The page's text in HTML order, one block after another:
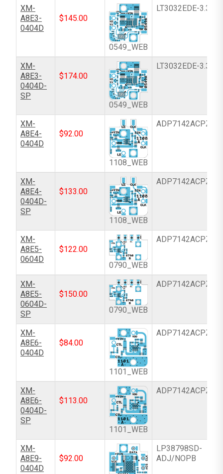
XM-
A8E3-
0404D
$145.00
0549_WEB
LT3032EDE-
XM-
A8E3-
0404D-
SP
$174.00
0549_WEB
LT3032EDE-
XM-
A8E4-
0404D
$92.00
1108_WEB
ADP7142ACPZN-
XM-
A8E4-
0404D-
SP
$133.00
1108_WEB
ADP7142ACPZN-
XM-
A8E5-
0604D
$122.00
0790_WEB
ADP7142ACPZN-
XM-
A8E5-
0604D-
SP
$150.00
0790_WEB
ADP7142ACPZN-
XM-
A8E6-
0404D
$84.00
1101_WEB
ADP7142ACPZN-
XM-
A8E6-
0404D-
SP
$113.00
1101_WEB
ADP7142ACPZN-
XM-
A8E9-
0404D
$92.00
LP38798SD-
ADJ/NOPB